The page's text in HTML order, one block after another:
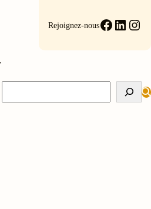
Rejoignez-nous